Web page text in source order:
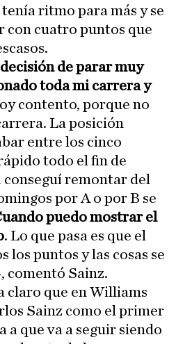
ritmo para más y se
con cuatro puntos que
de parar muy
toda mi carrera y
contento, porque no
La posición
entre los cinco
todo el fin de
conseguí remontar del
por A o por B se
puedo mostrar el
. Lo que pasa es que el
los puntos y las cosas se
comentó Sainz.
claro que en Williams
Sainz como el primer
que va a seguir siendo